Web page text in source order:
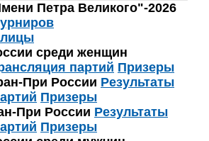
Петра Великого"-2026
среди женщин
партий Призеры
При России Результаты
Призеры
При России Результаты
Призеры